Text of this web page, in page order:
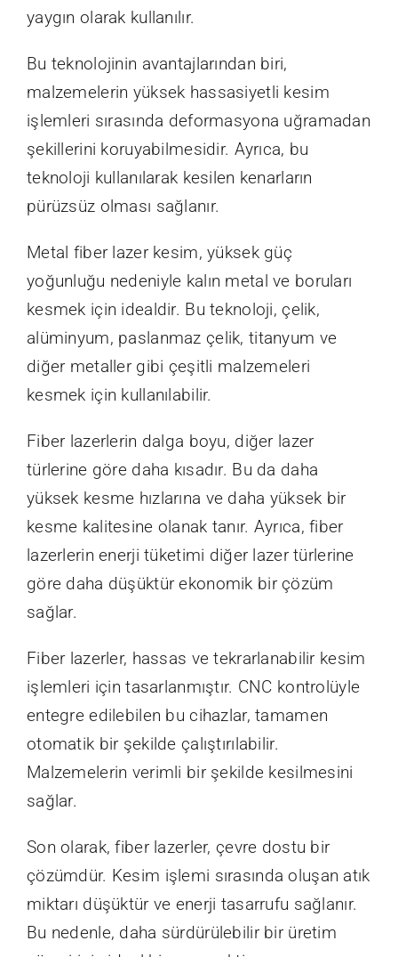
yaygın olarak kullanılır.
Bu teknolojinin avantajlarından biri,
malzemelerin yüksek hassasiyetli kesim
işlemleri sırasında deformasyona uğramadan
şekillerini koruyabilmesidir. Ayrıca, bu
teknoloji kullanılarak kesilen kenarların
pürüzsüz olması sağlanır.
Metal fiber lazer kesim, yüksek güç
yoğunluğu nedeniyle kalın metal ve boruları
kesmek için idealdir. Bu teknoloji, çelik,
alüminyum, paslanmaz çelik, titanyum ve
diğer metaller gibi çeşitli malzemeleri
kesmek için kullanılabilir.
Fiber lazerlerin dalga boyu, diğer lazer
türlerine göre daha kısadır. Bu da daha
yüksek kesme hızlarına ve daha yüksek bir
kesme kalitesine olanak tanır. Ayrıca, fiber
lazerlerin enerji tüketimi diğer lazer türlerine
göre daha düşüktür ekonomik bir çözüm
sağlar.
Fiber lazerler, hassas ve tekrarlanabilir kesim
işlemleri için tasarlanmıştır. CNC kontrolüyle
entegre edilebilen bu cihazlar, tamamen
otomatik bir şekilde çalıştırılabilir.
Malzemelerin verimli bir şekilde kesilmesini
sağlar.
Son olarak, fiber lazerler, çevre dostu bir
çözümdür. Kesim işlemi sırasında oluşan atık
miktarı düşüktür ve enerji tasarrufu sağlanır.
Bu nedenle, daha sürdürülebilir bir üretim